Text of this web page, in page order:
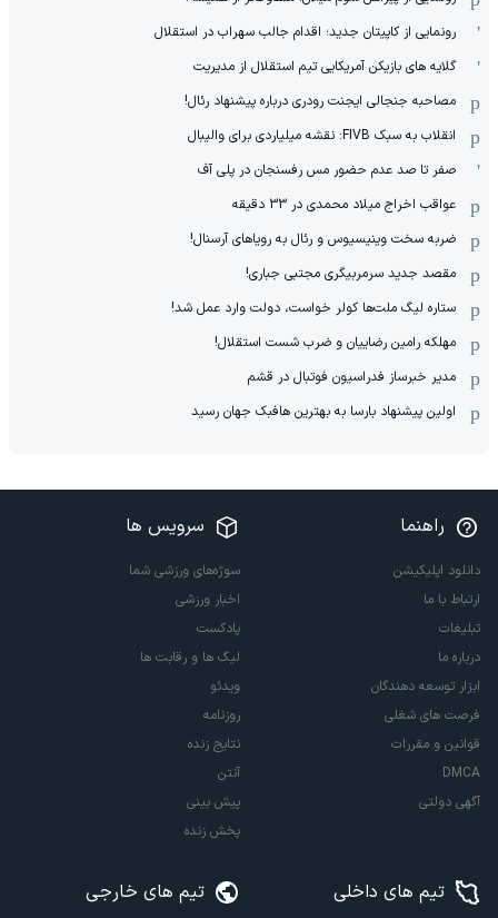
رد اولین پیشنهاد اتلتیکو برای ستاره پرطرفدار
یک بازیکن ۳۸ ساله جانشین مرتضی شریفی شد!
آسیب‌دیدگی شدید مدافع جوان در پیکانشهر
یک خرید لیگ برتری دیگر هم کنسل شد
آکادمی، امید تازه استقلال در روزهای سخت
خروج هواپیماهای سوخت‌رسان آمریکا از اسرائیل
تفکری: به دادگاه cas درخواست لغو پلی‌اف را دادیم
تفکری: اتفاقاتی که برای مس افتاد ناعادلانه بود
استقبال پرشور: اسطوره اروگوئه بازگشت!
اخراج عجیب در بازی دوستانه پیکان - نساجی
لحظه به لحظه با اخبار نقل و انتقالات ایران
حمله سنگین قهرمان المپیک روسیه به لهستان
مصاحبه جنجالی ایجنت رودری درباره پیشنهاد رئال!
انقلاب به سبک FIVB: نقشه میلیاردی برای والیبال
صفر تا صد عدم حضور مس رفسنجان در پلی آف
عواقب اخراج میلاد محمدی در 33 دقیقه
ضربه سخت وینیسیوس و رئال به رویاهای آرسنال!
مقصد جدید سرمربیگری مجتبی جباری!
ستاره لیگ ملت‌ها کولر خواست، دولت وارد عمل شد!
مهلکه رامین رضاییان و ضرب شست استقلال!